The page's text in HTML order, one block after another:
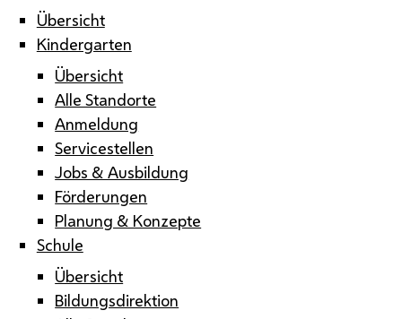
Übersicht
Kindergarten
Übersicht
Alle Standorte
Anmeldung
Servicestellen
Jobs & Ausbildung
Förderungen
Planung & Konzepte
Schule
Übersicht
Bildungsdirektion